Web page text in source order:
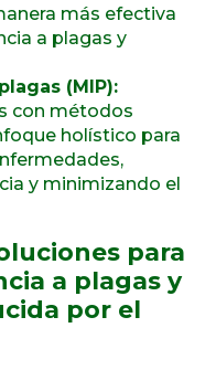
más efectiva
a plagas y
(MIP):
con métodos
holístico para
y minimizando el
para
a plagas y
por el